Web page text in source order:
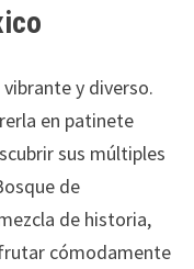
y diverso.
en patinete
sus múltiples
de
de historia,
cómodamente